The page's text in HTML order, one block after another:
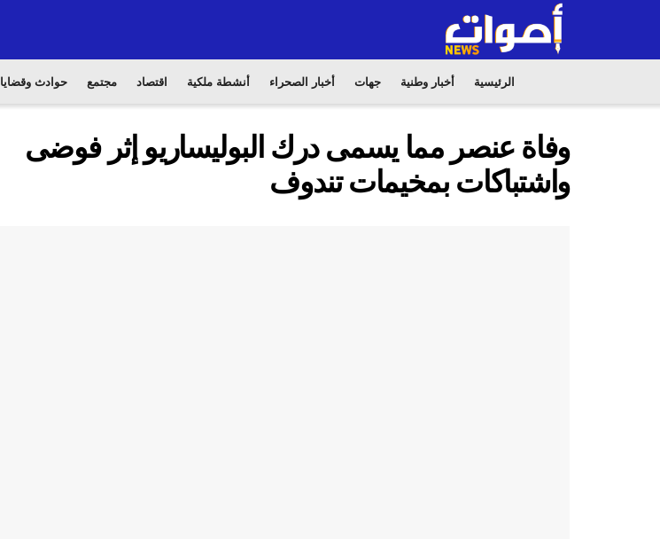
الرئيسية أخبار وطنية جهات أخبار الصحراء أنشطة ملكية اقتصاد مجتمع حوادث وقضايا
وفاة عنصر مما يسمى درك البوليساريو إثر فوضى
واشتباكات بمخيمات تندوف